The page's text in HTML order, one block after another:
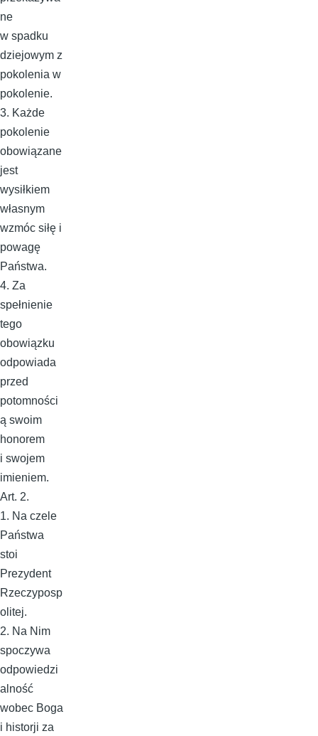
ne
w spadku
dziejowym z
pokolenia w
pokolenie.
3. Każde
pokolenie
obowiązane
jest
wysiłkiem
własnym
wzmóc siłę i
powagę
Państwa.
4. Za
spełnienie
tego
obowiązku
odpowiada
przed
potomności
ą swoim
honorem
i swojem
imieniem.
Art. 2.
1. Na czele
Państwa
stoi
Prezydent
Rzeczyposp
olitej.
2. Na Nim
spoczywa
odpowiedzi
alność
wobec Boga
i historji za